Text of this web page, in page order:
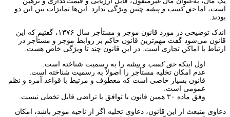
است، اماحق کسب و پیشه چنین ویژگی ندارد. این‌ها تمایزات بین این دو
بودند.
اندک توضیحی در مورد قانون موجر و مستأجر سال ۱۳۷۶، گفتیم که این
قانون می‌شود گفت مهم‌ترین قانون حاکم بر روابط موجر و مستأجر در
ارتباط با اماکن تجاری است. در این قانون چند تا ویژگی خاص هست.
اول اینکهحق کسب و پیشه را به رسمیت شناخته است.
عدم امکان تخلیه مستأجر را اصولاً به رسمیت شناخته است.
قانون بسیار خاصی است که معطوف و مرتبط با قواعد آمره و نظم
عمومی است.
وفق ماده ۳۰ همین قانون با توافق با تراضی قابل تخطی نیست.
دعاوی منبعث از این قانون، دعاوی تخلیه اگر از ناحیه موجر باشد، امکان